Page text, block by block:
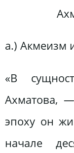
а.) Акмеизм
«В
Ахматова,
эпоху он
начале